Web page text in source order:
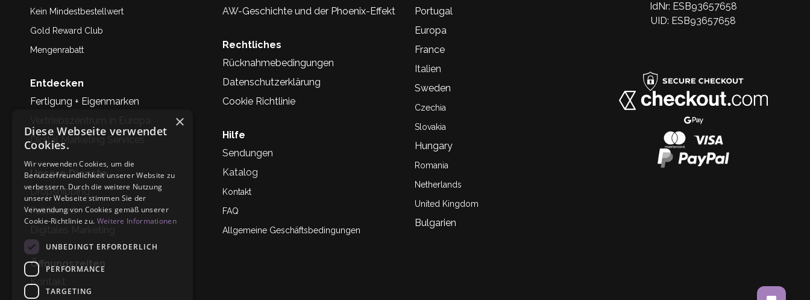
Kein Mindestbestellwert
Gold Reward Club
Mengenrabatt
Entdecken
Fertigung + Eigenmarken
Vertriebszentrum in Europa
Digital Marketing Services
Unsere Dienste
Dropshipping
Fullfilment
Digitales Marketing
Öffnungszeiten
Kontakt
AW-Geschichte und der Phoenix-Effekt
Rechtliches
Rücknahmebedingungen
Datenschutzerklärung
Cookie Richtlinie
Hilfe
Sendungen
Katalog
Kontakt
FAQ
Allgemeine Geschäftsbedingungen
Portugal
Europa
France
Italien
Sweden
Czechia
Slovakia
Hungary
Romania
Netherlands
United Kingdom
Bulgarien
IdNr: ESB93657658
UID: ESB93657658
×
Diese Webseite verwendet
Cookies.
Wir verwenden Cookies, um die
Benutzerfreundlichkeit unserer Website zu
verbessern. Durch die weitere Nutzung
unserer Webseite stimmen Sie der
Verwendung von Cookies gemäß unserer
Cookie-Richtlinie zu. Weitere Informationen
UNBEDINGT ERFORDERLICH
PERFORMANCE
TARGETING